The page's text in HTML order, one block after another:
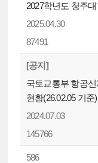
2027학년도 청주
2025.04.30
87491
[공지]
국토교통부 항공
현황(26.02.05 기준)
2024.07.03
145766
586